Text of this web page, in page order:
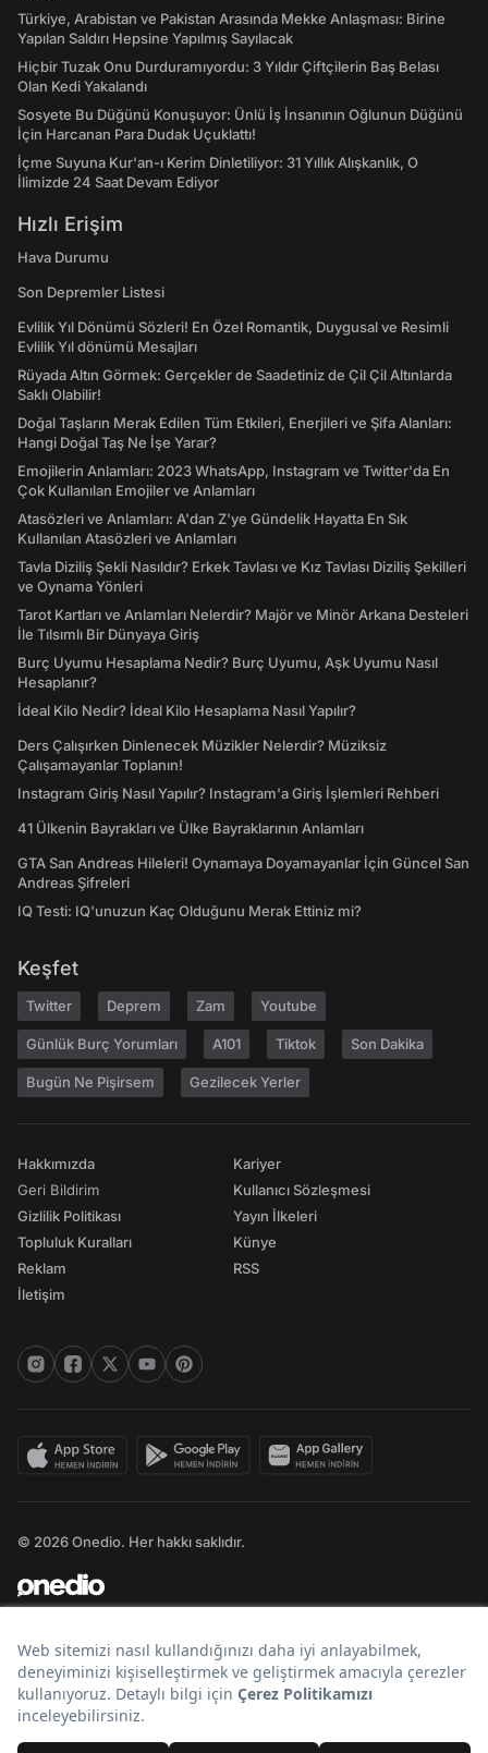
Türkiye, Arabistan ve Pakistan Arasında Mekke Anlaşması: Birine
Yapılan Saldırı Hepsine Yapılmış Sayılacak
Hiçbir Tuzak Onu Durduramıyordu: 3 Yıldır Çiftçilerin Baş Belası
Olan Kedi Yakalandı
Sosyete Bu Düğünü Konuşuyor: Ünlü İş İnsanının Oğlunun Düğünü
İçin Harcanan Para Dudak Uçuklattı!
İçme Suyuna Kur'an-ı Kerim Dinletiliyor: 31 Yıllık Alışkanlık, O
İlimizde 24 Saat Devam Ediyor
Hızlı Erişim
Hava Durumu
Son Depremler Listesi
Evlilik Yıl Dönümü Sözleri! En Özel Romantik, Duygusal ve Resimli
Evlilik Yıl dönümü Mesajları
Rüyada Altın Görmek: Gerçekler de Saadetiniz de Çil Çil Altınlarda
Saklı Olabilir!
Doğal Taşların Merak Edilen Tüm Etkileri, Enerjileri ve Şifa Alanları:
Hangi Doğal Taş Ne İşe Yarar?
Emojilerin Anlamları: 2023 WhatsApp, Instagram ve Twitter'da En
Çok Kullanılan Emojiler ve Anlamları
Atasözleri ve Anlamları: A'dan Z'ye Gündelik Hayatta En Sık
Kullanılan Atasözleri ve Anlamları
Tavla Diziliş Şekli Nasıldır? Erkek Tavlası ve Kız Tavlası Diziliş Şekilleri
ve Oynama Yönleri
Tarot Kartları ve Anlamları Nelerdir? Majör ve Minör Arkana Desteleri
İle Tılsımlı Bir Dünyaya Giriş
Burç Uyumu Hesaplama Nedir? Burç Uyumu, Aşk Uyumu Nasıl
Hesaplanır?
İdeal Kilo Nedir? İdeal Kilo Hesaplama Nasıl Yapılır?
Ders Çalışırken Dinlenecek Müzikler Nelerdir? Müziksiz
Çalışamayanlar Toplanın!
Instagram Giriş Nasıl Yapılır? Instagram'a Giriş İşlemleri Rehberi
41 Ülkenin Bayrakları ve Ülke Bayraklarının Anlamları
GTA San Andreas Hileleri! Oynamaya Doyamayanlar İçin Güncel San
Andreas Şifreleri
IQ Testi: IQ'unuzun Kaç Olduğunu Merak Ettiniz mi?
Keşfet
Twitter Deprem Zam Youtube
Günlük Burç Yorumları A101 Tiktok Son Dakika
Bugün Ne Pişirsem Gezilecek Yerler
Hakkımızda
Geri Bildirim
Gizlilik Politikası
Topluluk Kuralları
Reklam
İletişim
Kariyer
Kullanıcı Sözleşmesi
Yayın İlkeleri
Künye
RSS
© 2026 Onedio. Her hakkı saklıdır.
Bir markasıdır.